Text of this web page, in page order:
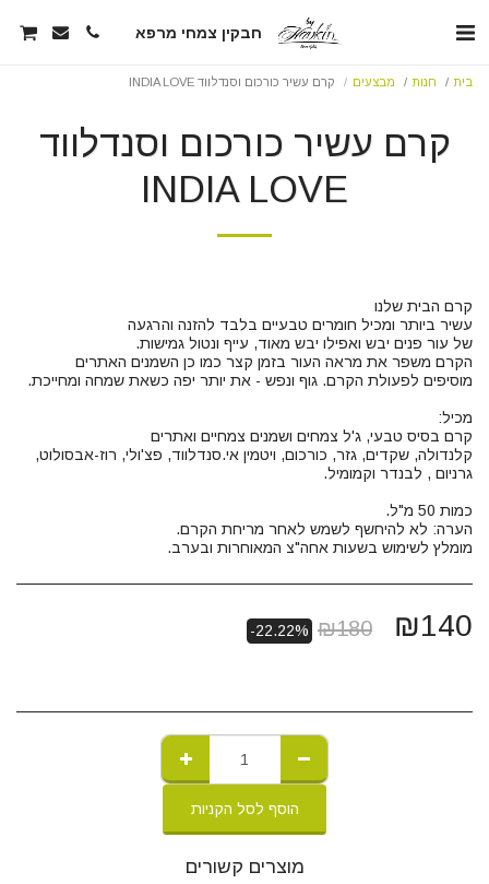
חבקין צמחי מרפא
בית חנות מבצעים קרם עשיר כורכום וסנדלווד INDIA LOVE
קרם עשיר כורכום וסנדלווד
INDIA LOVE
מומלץ לשימוש בשעות אחה"צ המאוחרות ובערב.
₪140
₪180
-22.22%
הוסף לסל הקניות
מוצרים קשורים